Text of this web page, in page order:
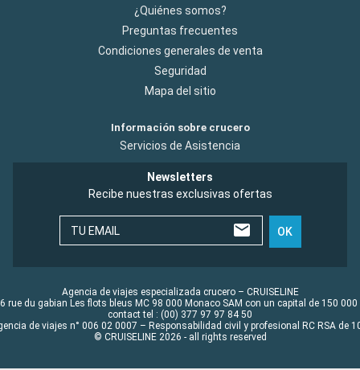
¿Quiénes somos?
Preguntas frecuentes
Condiciones generales de venta
Seguridad
Mapa del sitio
Información sobre crucero
Servicios de Asistencia
Newsletters
Recibe nuestras exclusivas ofertas
TU EMAIL OK
Agencia de viajes especializada crucero – CRUISELINE
rue du gabian Les flots bleus MC 98 000 Monaco SAM con un capital de 150 000
contact tel : (00) 377 97 97 84 50
de viajes n° 006 02 0007 – Responsabilidad civil y profesional RC RSA de
© CRUISELINE 2026 - all rights reserved